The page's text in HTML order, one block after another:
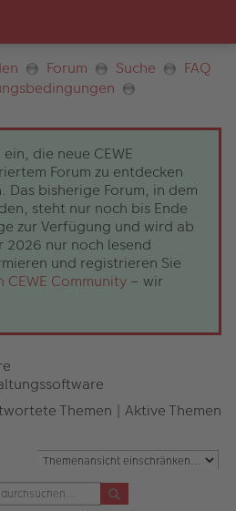
Forum Suche
FAQ
die neue CEWE
Forum zu entdecken
Das bisherige Forum, in dem
steht nur noch bis Ende
zur Verfügung und wird ab
2026 nur noch lesend
und registrieren Sie
CEWE Community – wir
Themen | Aktive Themen